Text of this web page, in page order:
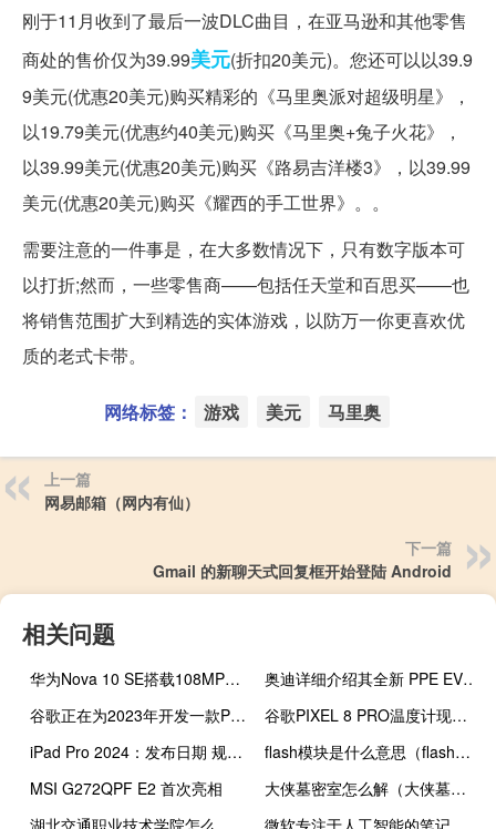
刚于11月收到了最后一波DLC曲目，在亚马逊和其他零售
商处的售价仅为39.99美元(折扣20美元)。您还可以以39.9
9美元(优惠20美元)购买精彩的《马里奥派对超级明星》，
以19.79美元(优惠约40美元)购买《马里奥+兔子火花》，
以39.99美元(优惠20美元)购买《路易吉洋楼3》，以39.99
美元(优惠20美元)购买《耀西的手工世界》。。
需要注意的一件事是，在大多数情况下，只有数字版本可
以打折;然而，一些零售商——包括任天堂和百思买——也
将销售范围扩大到精选的实体游戏，以防万一你更喜欢优
质的老式卡带。
网络标签： 游戏 美元 马里奥
上一篇
网易邮箱（网内有仙）
下一篇
Gmail 的新聊天式回复框开始登陆 Android
相关问题
华为Nova 10 SE搭载108MP三摄66W充电推出
奥迪详细介绍其全新 PPE EV 架构
谷歌正在为2023年开发一款PIXEL可折叠智能手机
谷歌PIXEL 8 PRO温度计现在可以测量体温
iPad Pro 2024：发布日期 规格以及我们所知道的一切
flash模块是什么意思（flash模块）
MSI G272QPF E2 首次亮相
大侠墓密室怎么解（大侠墓密室）